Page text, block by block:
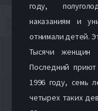
году,
наказаниям и
отнимали детей.
Тысячи женщин
Последний
1996 году, семь
четырех таких